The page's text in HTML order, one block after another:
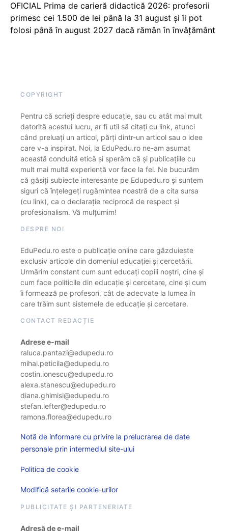
OFICIAL Prima de carieră didactică 2026: profesorii
primesc cei 1.500 de lei până la 31 august și îi pot
folosi până în august 2027 dacă rămân în învățământ
COPYRIGHT
Pentru că scrieți despre educație, sau cu atât mai mult
datorită acestui lucru, ar fi util să citați cu link, atunci
când preluați un articol, părți dintr-un articol sau o idee
care v-a inspirat. Noi, la EduPedu.ro ne-am asumat
această conduită etică și sperăm că și publicațiile cu
mult mai multă experiență vor face la fel. Ne bucurăm
că găsiți subiecte interesante pe Edupedu.ro și suntem
siguri că înțelegeți rugămintea noastră de a cita sursa
(cu link), ca o declarație reciprocă de respect și
profesionalism. Vă mulțumim!
DESPRE NOI
EduPedu.ro este o publicație online care găzduiește
exclusiv articole din domeniul educației și cercetării.
Urmărim constant cum sunt educați copiii noștri, cine și
cum face politicile din educație și cercetare, cine și cum
îi formează pe profesori, cât de adecvate la lumea în
care trăim sunt sistemele de educație și cercetare.
CONTACT REDACȚIE
Adrese e-mail
raluca.pantazi@edupedu.ro
mihai.peticila@edupedu.ro
costin.ionescu@edupedu.ro
alexa.stanescu@edupedu.ro
diana.ghimisi@edupedu.ro
stefan.lefter@edupedu.ro
ramona.florea@edupedu.ro
Notă de informare cu privire la prelucrarea de date
personale prin intermediul site-ului
Politica de cookie
Modifică setarile cookie-urilor
PUBLICITATE ȘI PARTENERIATE
Adresă de e-mail